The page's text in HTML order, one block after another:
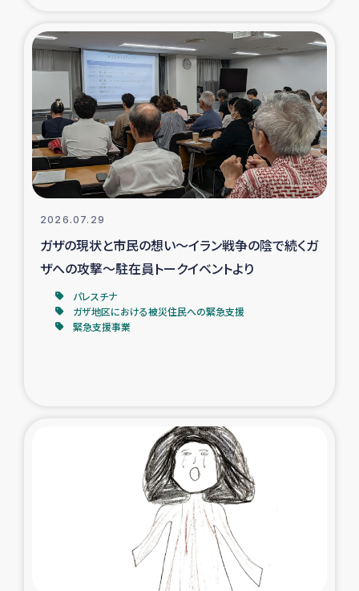
漁民によるマングローブ植林活動
レバノンでのシリア難民への食糧・越冬支援
レバノンにおける緊急支援
レバノンでのシリア難民への教育支援事業
レバノンでのシリア難民・レバノン人への農業支援
海外ルーツの市民との共生
神原ゼミxパルシック
仮設住宅生活支援・農業復興支援
漁業復興支援
インターン・ボランティア日誌
経済自立支援事業
2026.07.29
ガザの現状と市民の想い～イラン戦争の陰で続くガ
ザへの攻撃～駐在員トークイベントより
パレスチナ
ガザ地区における被災住民への緊急支援
緊急支援事業